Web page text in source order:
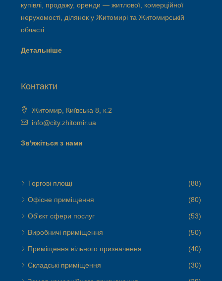
купівлі, продажу, оренди — житлової, комерційної
нерухомості, ділянок у Житомирі та Житомирській
області.
Детальніше
Контакти
Житомир, Київська 8, к.2
info@city.zhitomir.ua
Зв'яжіться з нами
Торгові площі (88)
Офісне приміщення (80)
Об'єкт сфери послуг (53)
Виробничі приміщення (50)
Приміщення вільного призначення (40)
Складські приміщення (30)